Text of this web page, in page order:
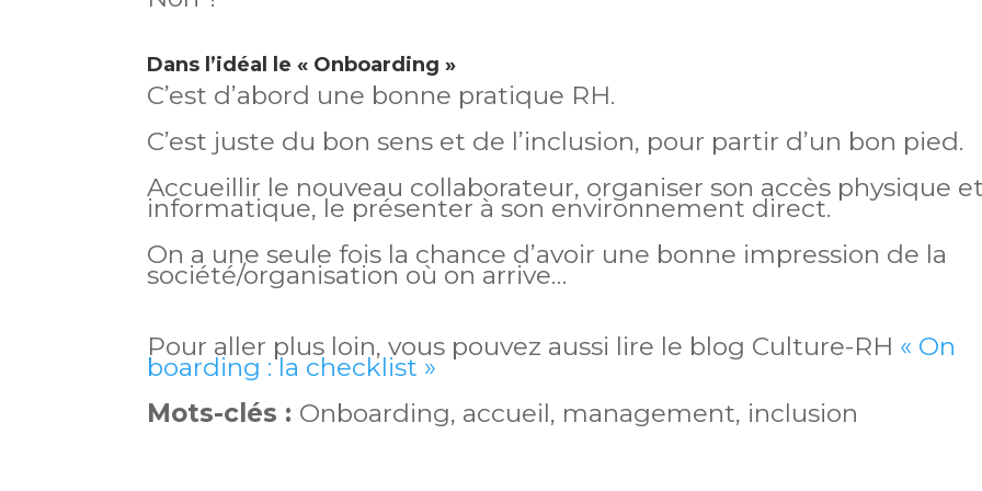
Dans l’idéal le « Onboarding »
C’est d’abord une bonne pratique RH.
C’est juste du bon sens et de l’inclusion, pour partir d’un bon pied.
Accueillir le nouveau collaborateur, organiser son accès physique
informatique, le présenter à son environnement direct.
On a une seule fois la chance d’avoir une bonne impression de la
société/organisation où on arrive…
Pour aller plus loin, vous pouvez aussi lire le blog Culture-RH « On
boarding : la checklist »
Mots-clés : Onboarding, accueil, management, inclusion